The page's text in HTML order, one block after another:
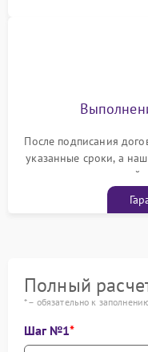
После подписания
указанные сроки, а
Полный
* – обязательно к
Шаг №1